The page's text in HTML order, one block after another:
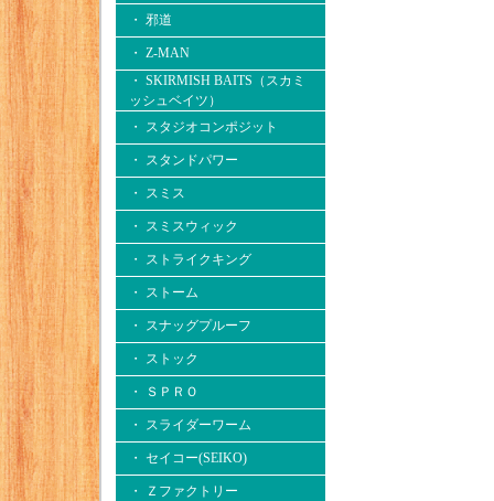
・ 邪道
・ Z-MAN
・ SKIRMISH BAITS（スカミ
ッシュベイツ）
・ スタジオコンポジット
・ スタンドパワー
・ スミス
・ スミスウィック
・ ストライクキング
・ ストーム
・ スナッグプルーフ
・ ストック
・ ＳＰＲＯ
・ スライダーワーム
・ セイコー(SEIKO)
・ Ｚファクトリー